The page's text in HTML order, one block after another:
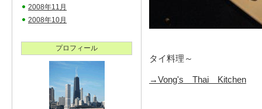
タイ料理～
→Vong's Thai Kitchen
2008年11月
2008年10月
プロフィール